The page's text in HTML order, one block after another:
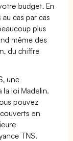
budget. En
cas par cas
plus
même des
du chiffre
une
loi Madelin.
pouvez
en
TNS.